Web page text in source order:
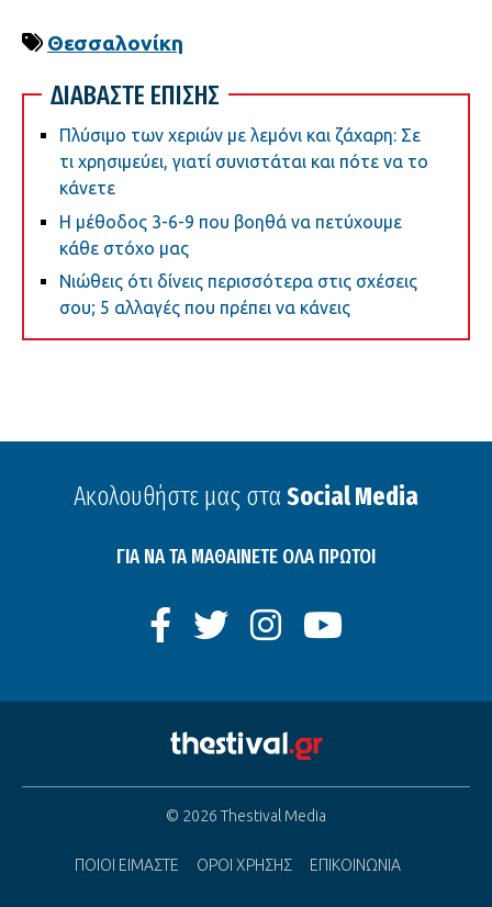
Θεσσαλονίκη
ΔΙΑΒΑΣΤΕ ΕΠΙΣΗΣ
Πλύσιμο των χεριών με λεμόνι και ζάχαρη: Σε
τι χρησιμεύει, γιατί συνιστάται και πότε να το
κάνετε
Η μέθοδος 3-6-9 που βοηθά να πετύχουμε
κάθε στόχο μας
Νιώθεις ότι δίνεις περισσότερα στις σχέσεις
σου; 5 αλλαγές που πρέπει να κάνεις
Ακολουθήστε μας στα Social Media
ΓΙΑ ΝΑ ΤΑ ΜΑΘΑΙΝΕΤΕ ΟΛΑ ΠΡΩΤΟΙ
© 2026 Thestival Media
ΠΟΙΟΙ ΕΙΜΑΣΤΕ ΟΡΟΙ ΧΡΗΣΗΣ ΕΠΙΚΟΙΝΩΝΙΑ